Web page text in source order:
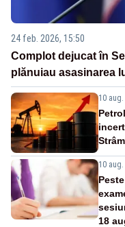
24 feb. 2026, 15:50
Complot dejucat în
plănuiau asasinarea
10 aug.
10 aug.
18